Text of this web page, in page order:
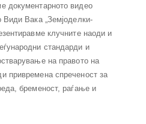
документарното видео
Види Вака „Земјоделки-
клучните наоди и
стандарди и
на правото на
привремена спреченост за
бременост, раѓање и